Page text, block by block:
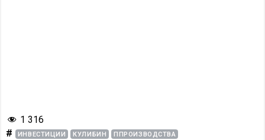
1 316
# ИНВЕСТИЦИИ КУЛИБИН ППРОИЗВОДСТВА